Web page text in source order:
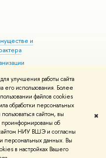
улучшения работы сайта
использования. Более
файлов cookies
обработки персональных
сайтом, вы
об
НИУ ВШЭ и согласны
персональных данных. Вы
в настройках Вашего
✖
и
здоровья
Условия использования
Карта сайта
вШколе дизайна НИУ ВШЭ